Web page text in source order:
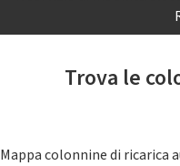
Trova le
Mappa colonnine di ricarica